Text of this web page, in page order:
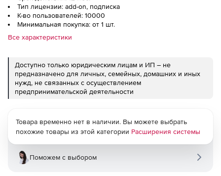
Тип лицензии: add-on, подписка
К-во пользователей: 10000
Минимальная покупка: от 1 шт.
Все характеристики
Доступно только юридическим лицам и ИП – не
предназначено для личных, семейных, домашних и иных
нужд, не связанных с осуществлением
предпринимательской деятельности
Товара временно нет в наличии. Вы можете выбрать
похожие товары из этой категории Расширения системы
Поможем с выбором